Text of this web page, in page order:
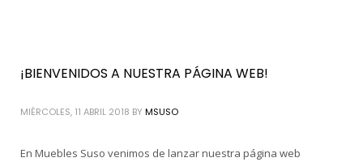
¡BIENVENIDOS A NUESTRA PÁGINA WEB!
MIÉRCOLES, 11 ABRIL 2018 BY MSUSO
En Muebles Suso venimos de lanzar nuestra página web